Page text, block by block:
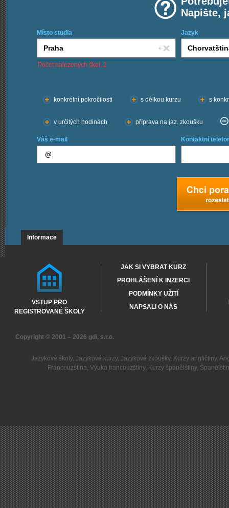
Napište,
Místo studia Jazyk
Počet nalezených škol: 2
konkrétní pokročilosti
s délkou kurzu s
v určitých hodinách příprava na jaz. zkoušku
Váš e-mail Kontaktní
Informace
VSTUP PRO
REGISTROVANÉ ŠKOLY
JAK SI VYBRAT KURZ
PROHLÁŠENÍ K INZERCI
PODMÍNKY UŽITÍ
NAPSALI O NÁS
Copyright © 2001 – 2026 gdi, s.r.o.
Jazykové školy, Jazykové kurzy, Jazykové zkoušky, Kurzy angličtiny,
Francouzština,Výuka francouzštiny, Kurzy španělštiny,